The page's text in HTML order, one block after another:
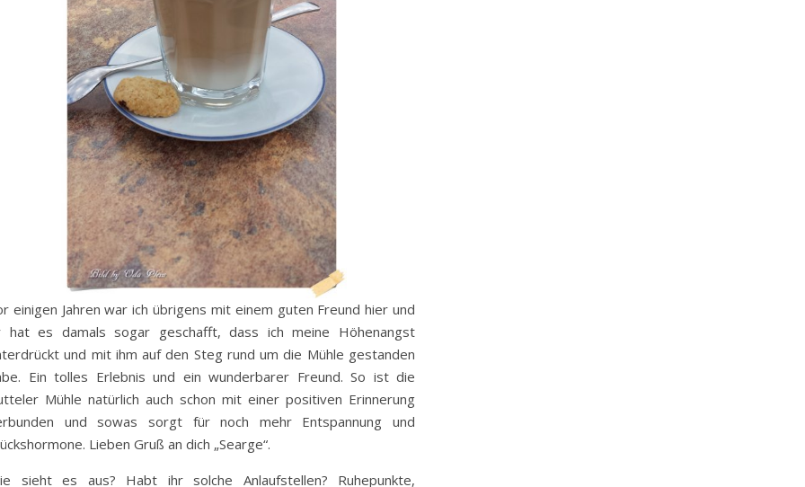
einigen Jahren war ich übrigens mit einem guten Freund hier und
hat es damals sogar geschafft, dass ich meine Höhenangst
und mit ihm auf den Steg rund um die Mühle gestanden
Ein tolles Erlebnis und ein wunderbarer Freund. So ist die
Mühle natürlich auch schon mit einer positiven Erinnerung
und sowas sorgt für noch mehr Entspannung und
Lieben Gruß an dich „Searge“.
sieht es aus? Habt ihr solche Anlaufstellen? Ruhepunkte,